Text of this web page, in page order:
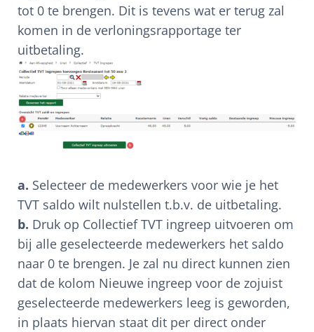
tot 0 te brengen. Dit is tevens wat er terug zal
komen in de verloningsrapportage ter
uitbetaling.
a. Selecteer de medewerkers voor wie je het
TVT saldo wilt nulstellen t.b.v. de uitbetaling.
b. Druk op Collectief TVT ingreep uitvoeren om
bij alle geselecteerde medewerkers het saldo
naar 0 te brengen. Je zal nu direct kunnen zien
dat de kolom Nieuwe ingreep voor de zojuist
geselecteerde medewerkers leeg is geworden,
in plaats hiervan staat dit per direct onder